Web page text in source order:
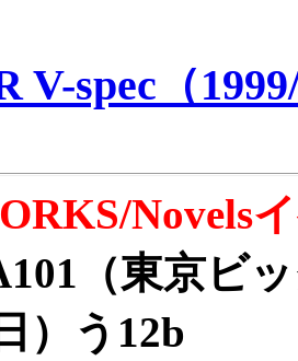
V-spec（
Novels
（東京ビ
）う12b